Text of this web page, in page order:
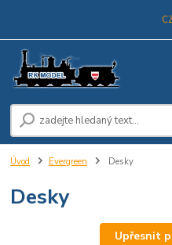
Úvod Evergreen Desky
Desky
Upřesnit